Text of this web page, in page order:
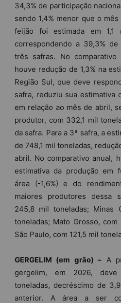
34,3% de participação
sendo 1,4% menor que o
feijão foi estimada em 1,1
correspondendo a 39,3%
três safras. No
houve redução de 1,3% na
Região Sul, que deve
safra, reduziu sua estimativa
em relação ao mês de abril,
produtor, com 332,1 mil
da safra. Para a 3ª safra, a
de 748,1 mil toneladas,
abril. No comparativo anual,
estimativa da produção em
área (-1,6%) e do
maiores produtores dessa
245,8 mil toneladas; Minas
toneladas; Mato Grosso,
São Paulo, com 121,5 mil
GERGELIM (em grão) – A
gergelim, em 2026,
toneladas, decréscimo de
anterior. A área a ser